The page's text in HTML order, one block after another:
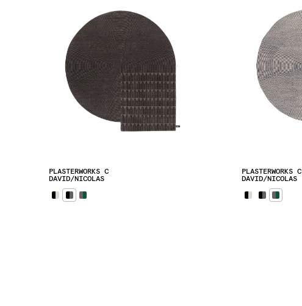
PLASTERWORKS C
DAVID/NICOLAS
PLASTERWORKS C
DAVID/NICOLAS